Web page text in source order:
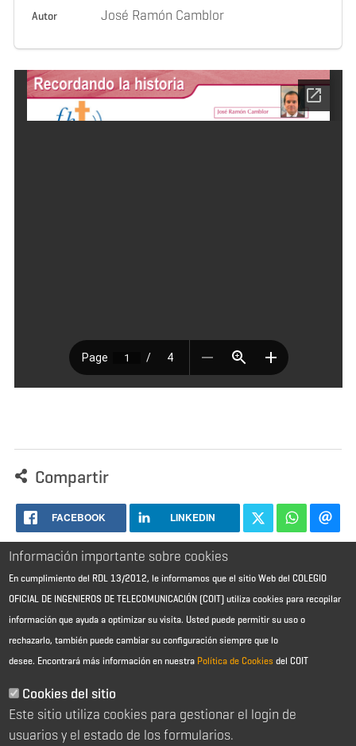
Autor José Ramón Camblor
Compartir
FACEBOOK LINKEDIN
Aviso Legal - Información general
Política de cookies
Política de reembolso
Sitemap
Información importante sobre cookies
En cumplimiento del RDL 13/2012, le informamos que el sitio Web del COLEGIO
OFICIAL DE INGENIEROS DE TELECOMUNICACIÓN (COIT) utiliza cookies para recopilar
información que ayuda a optimizar su visita. Usted puede permitir su uso o
rechazarlo, también puede cambiar su configuración siempre que lo
desee. Encontrará más información en nuestra Política de Cookies del COIT
Cookies del sitio
Este sitio utiliza cookies para gestionar el login de
usuarios y el estado de los formularios.